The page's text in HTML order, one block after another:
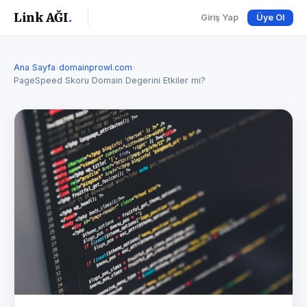
Link AĞI. Giriş Yap Üye Ol
Ana Sayfa›domainprowl.com›
PageSpeed Skoru Domain Degerini Etkiler mi?